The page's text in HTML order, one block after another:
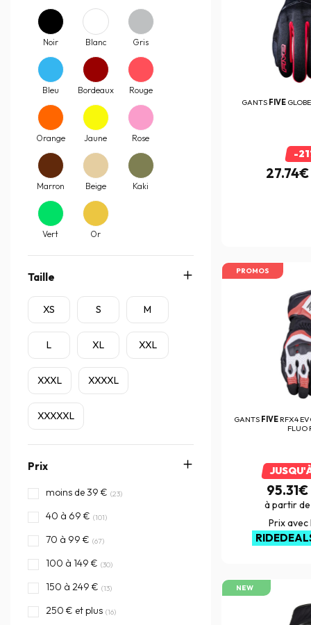
Noir Blanc Gris
Bleu Bordeaux Rouge
Orange Jaune Rose
Marron Beige Kaki
Vert Or
Taille
XS S M
L XL XXL
XXXL XXXXL
XXXXXL
Prix
moins de 39 € (23)
40 à 69 € (101)
70 à 99 € (67)
100 à 149 € (30)
150 à 249 € (13)
250 € et plus (16)
GANTS FIVE
-
27.74€
PROMOS
GANTS FIVE RFX4
FLUO
95.31€
à partir de
Prix avec
NEW